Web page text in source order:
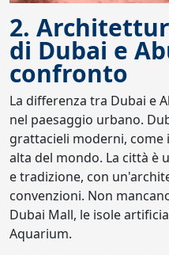
2.
di Dubai e
confronto
La differenza tra Dubai e
nel paesaggio urbano.
grattacieli moderni,
alta del mondo. La città è
e tradizione, con
convenzioni. Non
Dubai Mall, le isole
Aquarium.